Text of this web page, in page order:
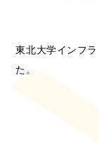
東北大学インフ
た。